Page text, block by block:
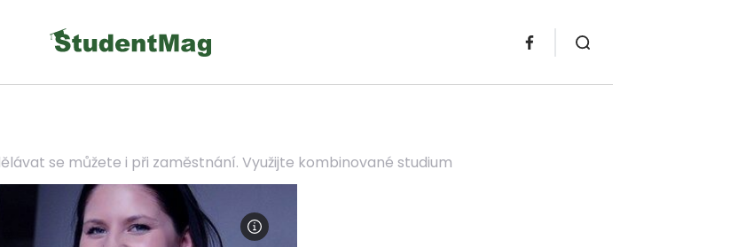
se můžete i při zaměstnání. Využijte kombinované studium